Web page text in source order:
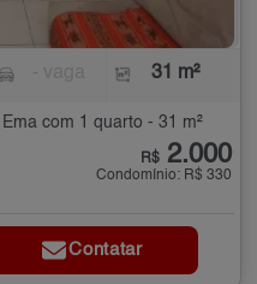
31 m²
com 1 quarto - 31 m²
R$ 2.000
Condomínio: R$ 330
Contatar